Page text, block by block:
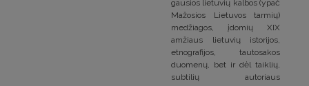
gausios lietuvių kalbos (ypač
Mažosios Lietuvos tarmių)
medžiagos, įdomių XIX
amžiaus lietuvių istorijos,
etnografijos, tautosakos
duomenų, bet ir dėl taiklių,
subtilių autoriaus